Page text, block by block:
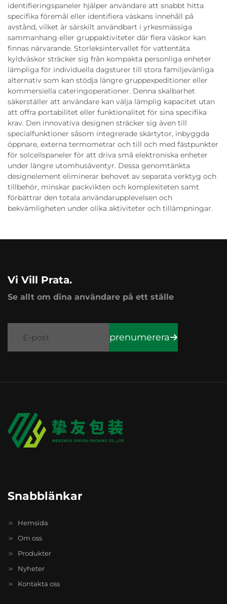
identifieringspaneler hjälper användare att snabbt hitta
specifika föremål eller identifiera väskans innehåll på
avstånd, vilket är särskilt användbart i yrkesmässiga
sammanhang eller gruppaktiviteter där flera väskor kan
finnas närvarande. Storleksintervallet för vattentäta
kyldväskor sträcker sig från kompakta personliga enheter
lämpliga för individuella dagsturer till stora familjevänliga
alternativ som kan stödja längre gruppexpeditioner eller
kommersiella cateringoperationer. Denna skalbarhet
säkerställer att användare kan välja lämplig kapacitet utan
att offra portabilitet eller funktionalitet för sina specifika
krav. Den innovativa designen sträcker sig även till
specialfunktioner såsom integrerade skärtytor, inbyggda
öppnare, externa termometrar och till och med fästpunkter
för solcellspaneler för att driva små elektroniska enheter
under längre utomhusäventyr. Dessa genomtänkta
designelement eliminerar behovet av separata verktyg och
tillbehör, minskar packvikten och komplexiteten samt
förbättrar den totala användarupplevelsen och
bekvämligheten under olika aktiviteter och tillämpningar.
Vi Vill Prata.
Se allt om dina användare på ett ställe
prenumerera
Snabblänkar
Hemsida
Om oss
Produkter
Nyheter
Kontakta oss